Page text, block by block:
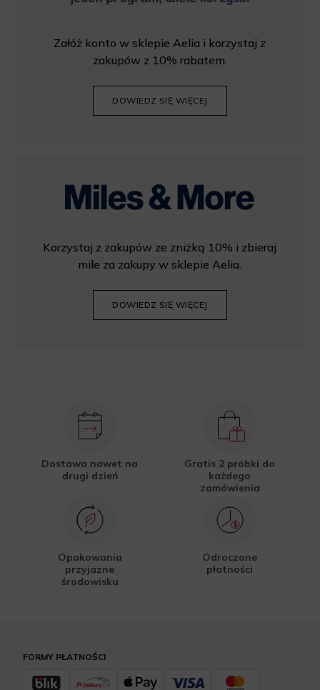
Załóż konto w sklepie Aelia i korzystaj z
zakupów z 10% rabatem.
DOWIEDZ SIĘ WIĘCEJ
Korzystaj z zakupów ze zniżką 10% i zbieraj
mile za zakupy w sklepie Aelia.
DOWIEDZ SIĘ WIĘCEJ
Dostawa nawet na
drugi dzień
Gratis 2 próbki do
każdego
zamówienia
Opakowania
przyjazne
środowisku
Odroczone
płatności
FORMY PŁATNOŚCI